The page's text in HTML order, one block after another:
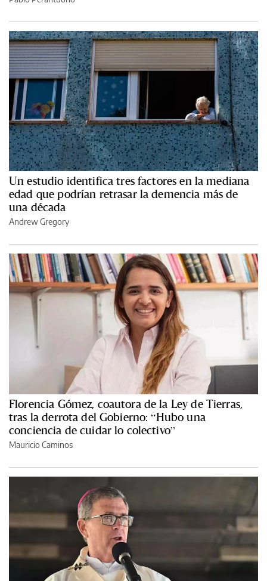
Un estudio identifica tres factores en la mediana
edad que podrían retrasar la demencia más de
una década
Andrew Gregory
Florencia Gómez, coautora de la Ley de Tierras,
tras la derrota del Gobierno: “Hubo una
conciencia de cuidar lo colectivo”
Mauricio Caminos